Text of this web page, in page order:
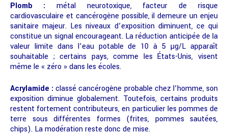
Plomb : métal neurotoxique, facteur de risque
cardiovasculaire et cancérogène possible, il demeure un enjeu
sanitaire majeur. Les niveaux d’exposition diminuent, ce qui
constitue un signal encourageant. La réduction anticipée de la
valeur limite dans l’eau potable de 10 à 5 µg/L apparaît
souhaitable ; certains pays, comme les États-Unis, visent
même le « zéro » dans les écoles.
Acrylamide : classé cancérogène probable chez l’homme, son
exposition diminue globalement. Toutefois, certains produits
restent fortement contributeurs, en particulier les pommes de
terre sous différentes formes (frites, pommes sautées,
chips). La modération reste donc de mise.